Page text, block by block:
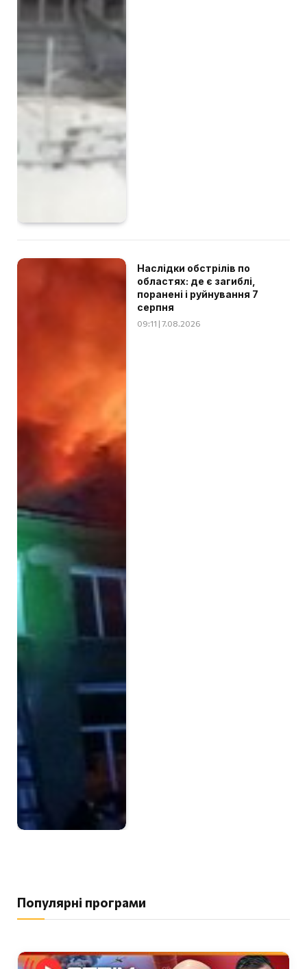
Наслідки обстрілів по
областях: де є загиблі,
поранені і руйнування 7
серпня
09:11 | 7.08.2026
Популярні програми